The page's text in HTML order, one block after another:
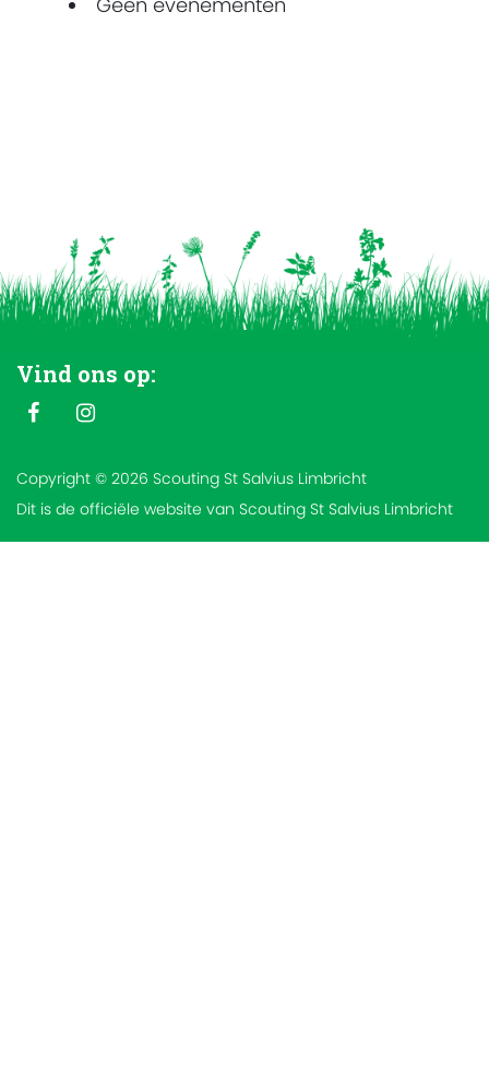
Vind ons op:
Copyright © 2026 Scouting St Salvius Limbricht
Dit is de officiële website van Scouting St Salvius Limbricht